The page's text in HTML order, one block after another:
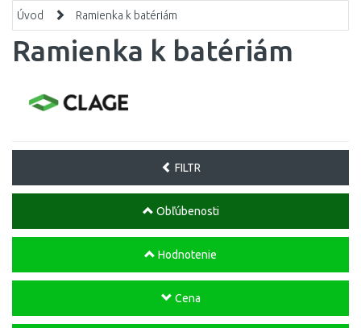
Úvod Ramienka k batériám
Ramienka k batériám
FILTR
Obľúbenosti
Hodnotenie
Cena